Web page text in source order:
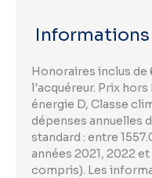
Informations
Honoraires inclus de
l'acquéreur. Prix
énergie D, Classe
dépenses annuelles
standard : entre
années 2021, 2022
compris). Les